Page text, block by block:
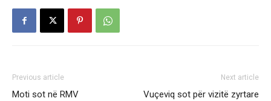
Previous article
Moti sot në RMV
Next article
Vuçeviq sot për vizitë zyrtare